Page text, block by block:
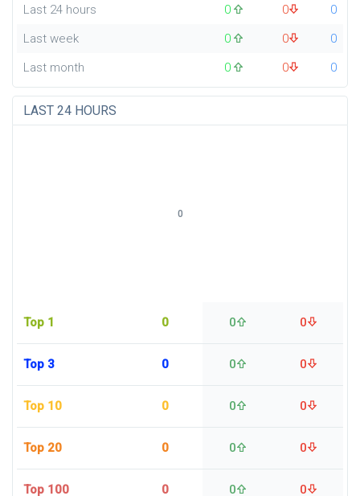
Last 24 hours 0 0
0
Last week
0 0
0
Last month
0 0 0
LAST 24 HOURS
Top 1 0 0 0
Top 3 0 0 0
Top 10 0 0 0
Top 20 0 0 0
Top 100 0 0 0
0